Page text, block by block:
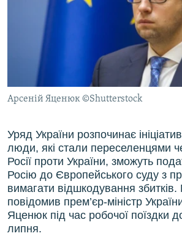
ДЕПОРТАЦІЯ
ВІДЕОУРОКИ «ELIFBE»
СВІДЧЕННЯ ОКУПАЦІЇ
УКРАЇНСЬКА ПРОБЛЕМА КРИМУ
ІНФОГРАФІКА
ЯК ОБІЙТИ БЛОКУВАННЯ
Русский
Qırımtatar
ДОЛУЧАЙСЯ!
Усі сайти RFE/RL
Арсеній Яценюк ©Shutterstock
Уряд України розпочинає
люди, які стали переселенцями
Росії проти України, зможуть
Росію до Європейського суду з
вимагати відшкодування
повідомив прем’єр-міністр
Яценюк під час робочої поїздки
липня.